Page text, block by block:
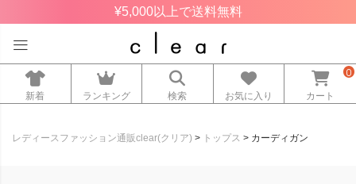
¥5,000以上で送料無料
新着 ランキング 検索 お気に入り カート
0
レディースファッション通販clear(クリア) トップス カーディガン